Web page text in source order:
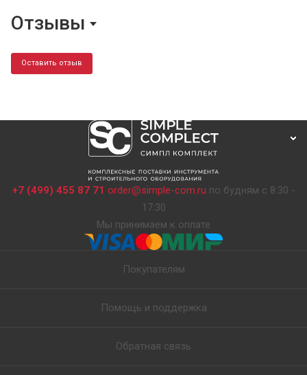
Отзывы
Оставить отзыв
+7 (499) 455 87 71 order@simple-com.ru по будням с 8:30 -
17:30
Мы принимаем к оплате
Покупателям
Помощь и поддержка
Обратная связь